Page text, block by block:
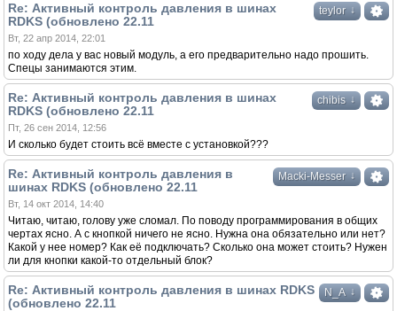
teylor ↓
Re: Активный контроль давления в шинах
RDKS (обновлено 22.11
Вт, 22 апр 2014, 22:01
по ходу дела у вас новый модуль, а его предварительно надо прошить.
Спецы занимаются этим.
chibis ↓
Re: Активный контроль давления в шинах
RDKS (обновлено 22.11
Пт, 26 сен 2014, 12:56
И сколько будет стоить всё вместе с установкой???
Macki-Messer ↓
Re: Активный контроль давления в
шинах RDKS (обновлено 22.11
Вт, 14 окт 2014, 14:40
Читаю, читаю, голову уже сломал. По поводу программирования в общих
чертах ясно. А с кнопкой ничего не ясно. Нужна она обязательно или нет?
Какой у нее номер? Как её подключать? Сколько она может стоить? Нужен
ли для кнопки какой-то отдельный блок?
N_A ↓
Re: Активный контроль давления в шинах RDKS
(обновлено 22.11